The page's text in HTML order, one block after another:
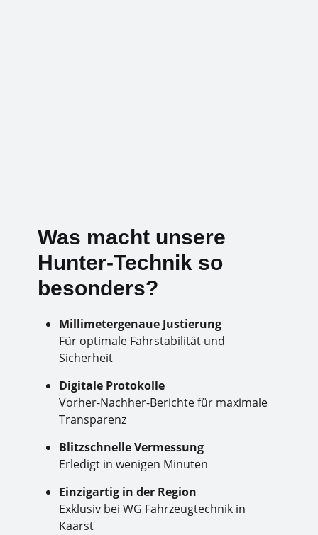
Was macht unsere
Hunter-Technik so
besonders?
Millimetergenaue Justierung
Für optimale Fahrstabilität und
Sicherheit
Digitale Protokolle
Vorher-Nachher-Berichte für maximale
Transparenz
Blitzschnelle Vermessung
Erledigt in wenigen Minuten
Einzigartig in der Region
Exklusiv bei WG Fahrzeugtechnik in
Kaarst